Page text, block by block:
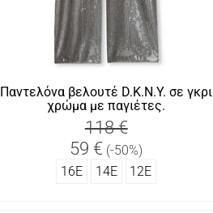
Παντελόνα βελουτέ D.K.N.Y. σε γκρι
χρώμα με παγιέτες.
118 €
59 € (-50%)
16Ε
14Ε 12Ε